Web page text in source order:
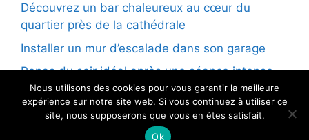
Découvrez un bar chaleureux au cœur du
quartier près de la cathédrale
Installer un mur d’escalade dans son garage
Repas du soir idéal après une séance intense
© 2026 - Tous droits reservés
Nous utilisons des cookies pour vous garantir la meilleure
expérience sur notre site web. Si vous continuez à utiliser ce
site, nous supposerons que vous en êtes satisfait.
Ok